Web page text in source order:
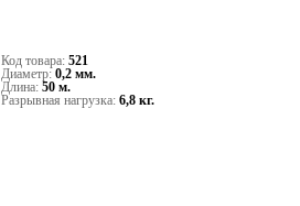
Код товара: 521
Диаметр: 0,2 мм.
Длина: 50 м.
Разрывная нагрузка: 6,8 кг.